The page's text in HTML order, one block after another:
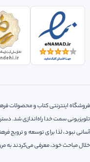
تلویزیونی سمت خدا راه‌اندازی شد.
آسانی نبود، لذا‌ برای توسعه و ترویج
خلال مباحث خود، معرفی می‌کردند به